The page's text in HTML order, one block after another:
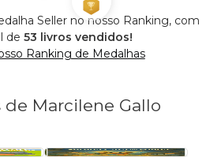
Seller no nosso Ranking, com
de 53 livros vendidos!
Ranking de Medalhas
Marcilene Gallo